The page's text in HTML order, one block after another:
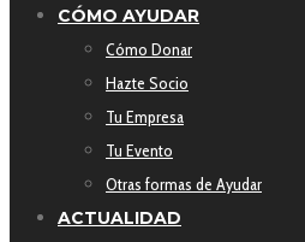
CÓMO AYUDAR
Cómo Donar
Hazte Socio
Tu Empresa
Tu Evento
Otras formas de Ayudar
ACTUALIDAD